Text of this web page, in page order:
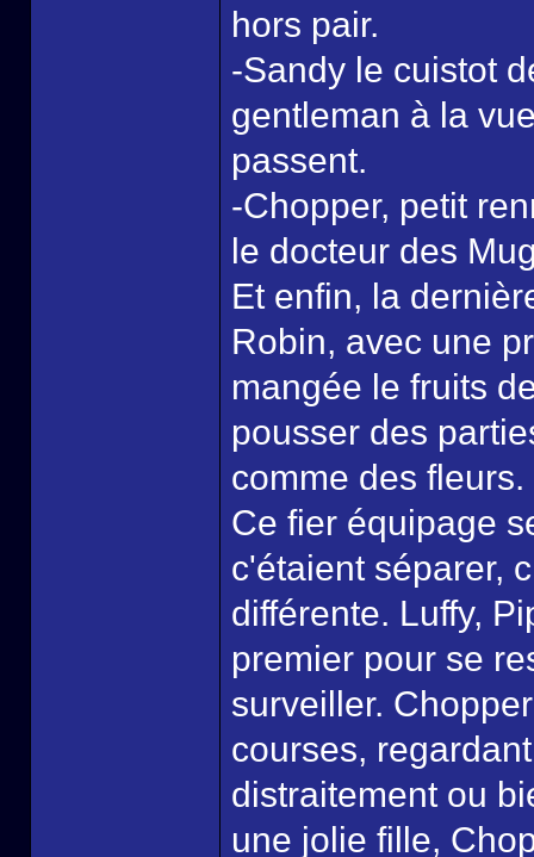
hors pair.
-Sandy le cuistot
gentleman à la
passent.
-Chopper, petit
le docteur des
Et enfin, la
Robin, avec une
mangée le fruits
pousser des
comme des fleurs.
Ce fier équipage
c'étaient séparer,
différente. Luffy,
premier pour se
surveiller.
courses,
distraitement ou
une jolie fille,